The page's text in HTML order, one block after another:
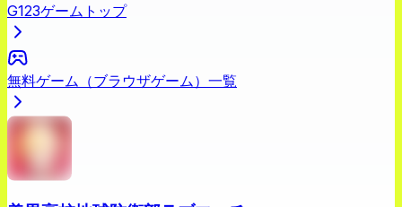
G123ゲームトップ
無料ゲーム（ブラウザゲーム）一覧